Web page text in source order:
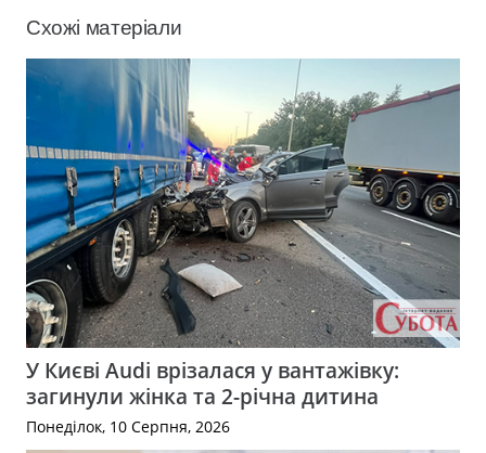
Схожі матеріали
У Києві Audi врізалася у вантажівку:
загинули жінка та 2-річна дитина
Понеділок, 10 Серпня, 2026